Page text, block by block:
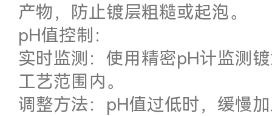
产物，防止镀层粗糙或起泡。
pH值控制：
实时监测：使用精密pH计监测
工艺范围内。
调整方法：pH值过低时，缓慢